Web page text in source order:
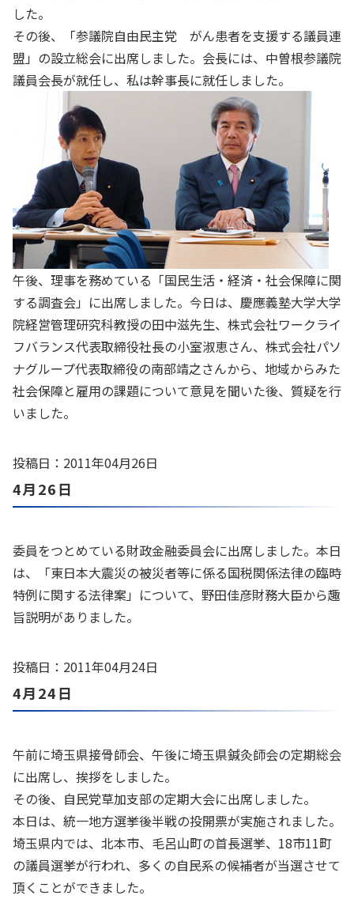
した。
その後、「参議院自由民主党 がん患者を支援する議員連
盟」の設立総会に出席しました。会長には、中曽根参議院
議員会長が就任し、私は幹事長に就任しました。
午後、理事を務めている「国民生活・経済・社会保障に関
する調査会」に出席しました。今日は、慶應義塾大学大学
院経営管理研究科教授の田中滋先生、株式会社ワークライ
フバランス代表取締役社長の小室淑恵さん、株式会社パソ
ナグループ代表取締役の南部靖之さんから、地域からみた
社会保障と雇用の課題について意見を聞いた後、質疑を行
いました。
投稿日：2011年04月26日
4月26日
委員をつとめている財政金融委員会に出席しました。本日
は、「東日本大震災の被災者等に係る国税関係法律の臨時
特例に関する法律案」について、野田佳彦財務大臣から趣
旨説明がありました。
投稿日：2011年04月24日
4月24日
午前に埼玉県接骨師会、午後に埼玉県鍼灸師会の定期総会
に出席し、挨拶をしました。
その後、自民党草加支部の定期大会に出席しました。
本日は、統一地方選挙後半戦の投開票が実施されました。
埼玉県内では、北本市、毛呂山町の首長選挙、18市11町
の議員選挙が行われ、多くの自民系の候補者が当選させて
頂くことができました。